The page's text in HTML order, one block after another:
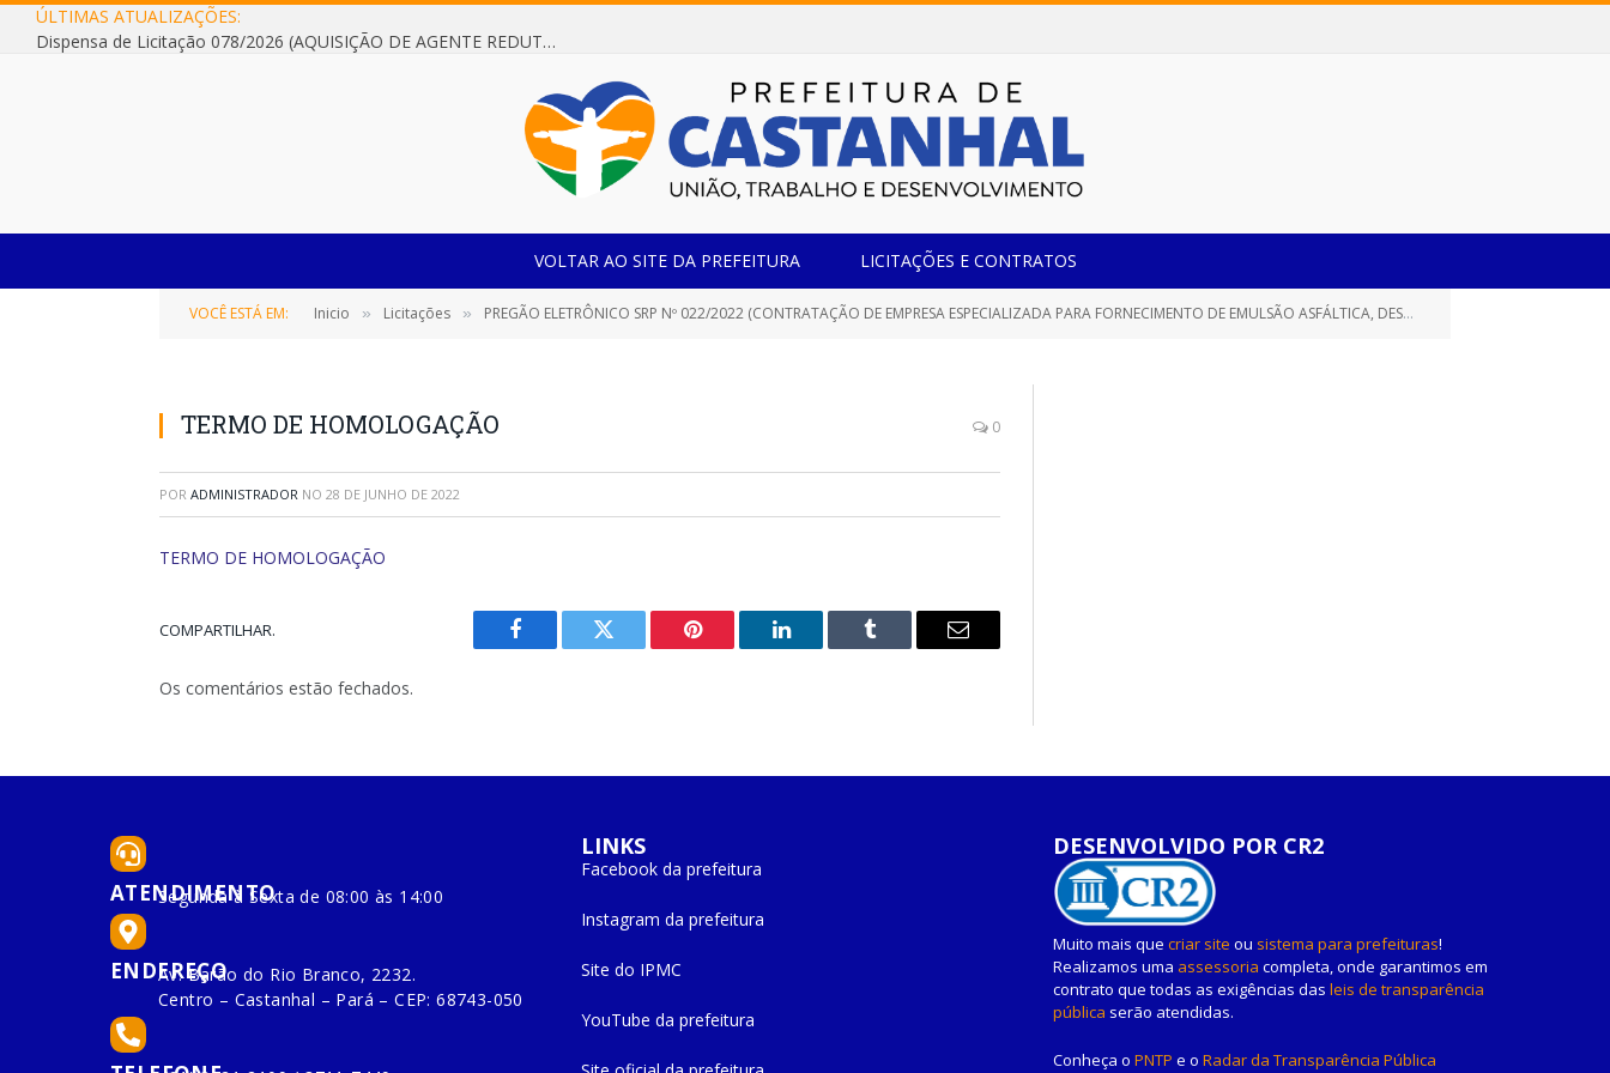
ÚLTIMAS ATUALIZAÇÕES:
Dispensa de Licitação 078/2026 (AQUISIÇÃO DE AGENTE REDUTOR LÍQUIDO AUTOMOTIVO – ARLA 32, PARA ATENDER A FROTA OFICIAL DE VEÍCULOS DA SECRETARIA MUNICIPAL DE EDUCAÇÃO DO MUNICÍPIO DE CASTANHAL/PA)
VOLTAR AO SITE DA PREFEITURA LICITAÇÕES E CONTRATOS
VOCÊ ESTÁ EM: Inicio » Licitações » PREGÃO ELETRÔNICO SRP Nº 022/2022 (CONTRATAÇÃO DE EMPRESA ESPECIALIZADA PARA FORNECIMENTO DE EMULSÃO ASFÁLTICA, DESTINADO NA FABRICAÇÃO DE CONCRETO BETUMINOSO USINADO À FRIO (CBUF) UTILIZADOS NOS SERVIÇOS DE PAVIMENTAÇÃO ASFÁLTICA E MANUTENÇÃO DE VIAS (TAPA BURACOS))
TERMO DE HOMOLOGAÇÃO 0
POR ADMINISTRADOR NO 28 DE JUNHO DE 2022
TERMO DE HOMOLOGAÇÃO
COMPARTILHAR.
Facebook Twitter Pinterest
O
Tumblr
E-
Os comentários estão fechados.
ATENDIMENTO
Segunda à Sexta de 08:00 às 14:00
ENDEREÇO
Av. Barão do Rio Branco, 2232.
Centro – Castanhal – Pará – CEP: 68743-050
LINKS
Facebook da prefeitura
Instagram da prefeitura
Site do IPMC
YouTube da prefeitura
DESENVOLVIDO POR CR2
Muito mais que criar site ou sistema para prefeituras!
Realizamos uma assessoria completa, onde garantimos em
contrato que todas as exigências das leis de transparência
pública serão atendidas.
Conheça o PNTP e o Radar da Transparência Pública